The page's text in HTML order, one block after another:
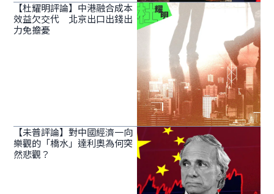
【杜耀明評論】中港融合成本
效益欠交代 北京出口出錢出
力免擔憂
【未普評論】對中國經濟一向
樂觀的「橋水」達利奧為何突
然悲觀？